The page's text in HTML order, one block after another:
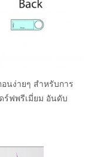
นง่ายๆ สำหรับการ
ร์ฟพรีเมี่ยม อันดับ